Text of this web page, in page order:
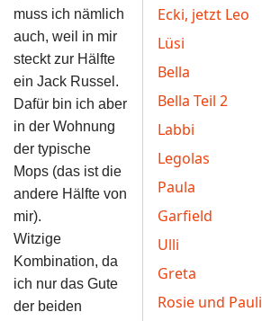
Ecki, jetzt Leo
Lüsi
Bella
Bella Teil 2
Labbi
Legolas
Paula
Garfield
Ulli
Greta
Rosie und Pauli
muss ich nämlich
auch, weil in mir
steckt zur Hälfte
ein Jack Russel.
Dafür bin ich aber
in der Wohnung
der typische
Mops (das ist die
andere Hälfte von
mir).
Witzige
Kombination, da
ich nur das Gute
der beiden